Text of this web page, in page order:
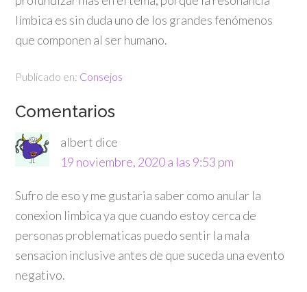
límbica es sin duda uno de los grandes fenómenos
que componen al ser humano.
Publicado en: Consejos
Comentarios
albert dice
19 noviembre, 2020 a las 9:53 pm
Sufro de eso y me gustaria saber como anular la
conexion limbica ya que cuando estoy cerca de
personas problematicas puedo sentir la mala
sensacion inclusive antes de que suceda una evento
negativo.